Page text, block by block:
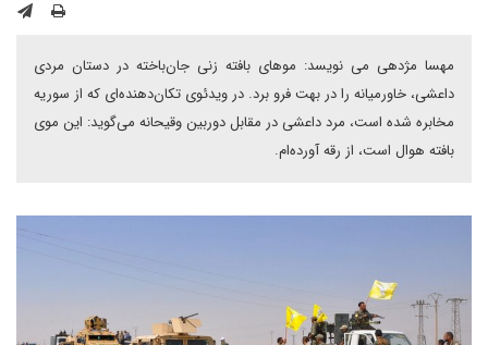
مهسا مژدهی می نویسد: موهای بافته زنی جان‌باخته در دستان مردی
داعشی، خاورمیانه را در بهت فرو برد. در ویدئوی تکان‌دهنده‌ای که از سوریه
مخابره شده است، مرد داعشی در مقابل دوربین وقیحانه می‌گوید: این موی
بافته‌ هوال است، از رقه آورده‌ام.